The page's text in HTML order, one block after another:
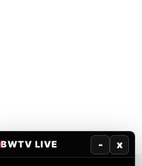
BWTV LIVE - x